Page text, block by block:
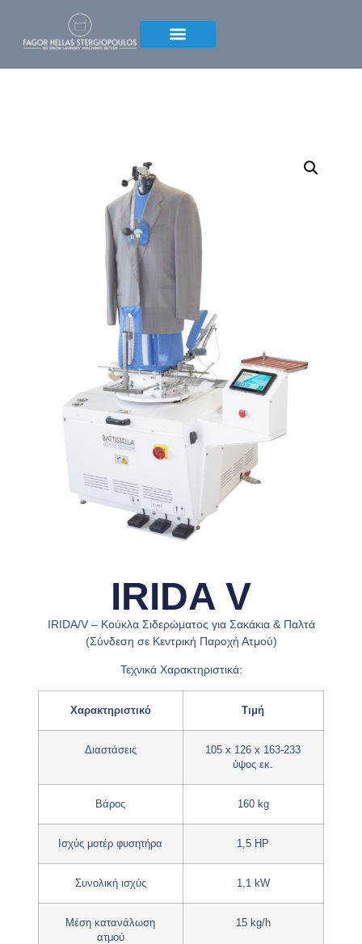
IRIDA V
IRIDA/V – Κούκλα Σιδερώματος για Σακάκια & Παλτά
(Σύνδεση σε Κεντρική Παροχή Ατμού)
Τεχνικά Χαρακτηριστικά:
Χαρακτηριστικό Τιμή
Διαστάσεις
105 x 126 x 163-233
ύψος εκ.
Βάρος 160 kg
Ισχύς μοτέρ φυσητήρα 1,5 HP
Συνολική ισχύς 1,1 kW
Μέση κατανάλωση
ατμού
15 kg/h